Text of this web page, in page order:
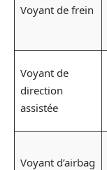
Voyant de frein
Voyant de
direction
assistée
Voyant d’airbag